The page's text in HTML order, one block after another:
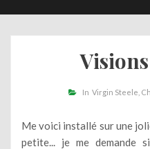
In Virgin Steele
Me voici installé sur une
petite... je me demande